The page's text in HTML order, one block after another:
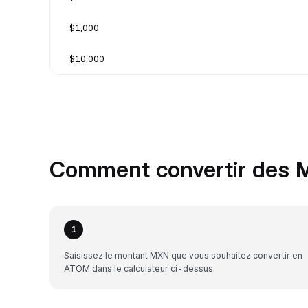
$1,000
$10,000
Comment convertir des
1
Saisissez le montant MXN que vous souhaitez convertir en
ATOM dans le calculateur ci-dessus.